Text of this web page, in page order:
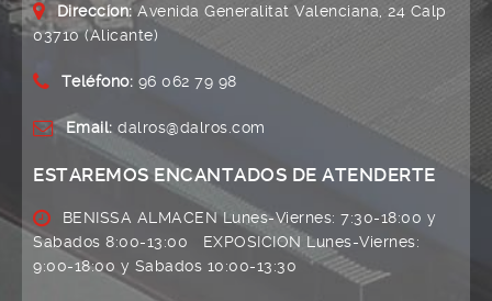
Direccíon: Avenida Generalitat Valenciana, 24 Calp
03710 (Alicante)
Teléfono: 96 062 79 98
Email: dalros@dalros.com
ESTAREMOS ENCANTADOS DE ATENDERTE
BENISSA ALMACEN Lunes-Viernes: 7:30-18:00 y
Sabados 8:00-13:00 EXPOSICION Lunes-Viernes:
9:00-18:00 y Sabados 10:00-13:30